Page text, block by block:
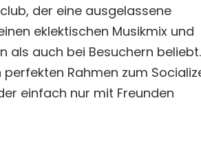
der eine ausgelassene
eklektischen Musikmix und
als auch bei Besuchern
Rahmen zum
einfach nur mit Freunden